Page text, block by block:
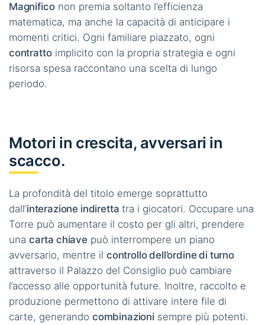
Magnificonon premia soltanto l’efficienza
matematica, ma anche la capacità di anticipare i
momenti critici. Ogni familiare piazzato, ogni
contrattoimplicito con la propria strategia e ogni
risorsa spesa raccontano una scelta di lungo
periodo.
Motori in crescita, avversari in
scacco.
La profondità del titolo emerge soprattutto
dall’interazione indiretta tra i giocatori. Occupare una
Torre può aumentare il costo per gli altri, prendere
una carta chiave può interrompere un piano
avversario, mentre il controllo dell’ordine di turno
attraverso il Palazzo del Consiglio può cambiare
l’accesso alle opportunità future. Inoltre, raccolto e
produzione permettono di attivare intere file di
carte, generando combinazioni sempre più potenti.